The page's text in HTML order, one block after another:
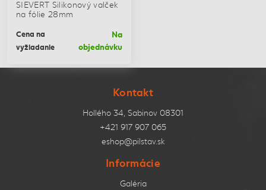
SIEVERT Silikonový valček
na fólie 28mm
Cena na
vyžiadanie
Na
objednávku
Kontakt
Hollého 34, Sabinov 08301
+421 917 907 065
eshop@pilstav.sk
Informácie
Galéria